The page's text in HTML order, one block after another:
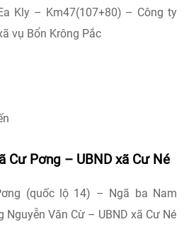
Kly – Km47(107+80) – Công ty
vụ Bổn Krông Pắc
Cư Pơng – UBND xã Cư Né
(quốc lộ 14) – Ngã ba Nam
Văn Cừ – UBND xã Cư Né